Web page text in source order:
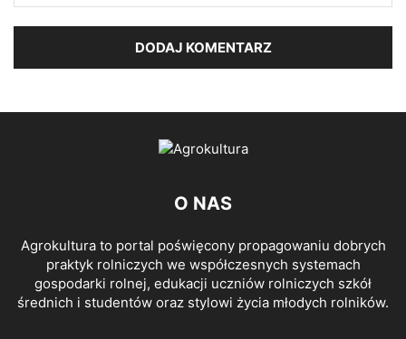
O NAS
Agrokultura to portal poświęcony propagowaniu dobrych
praktyk rolniczych we współczesnych systemach
gospodarki rolnej, edukacji uczniów rolniczych szkół
średnich i studentów oraz stylowi życia młodych rolników.